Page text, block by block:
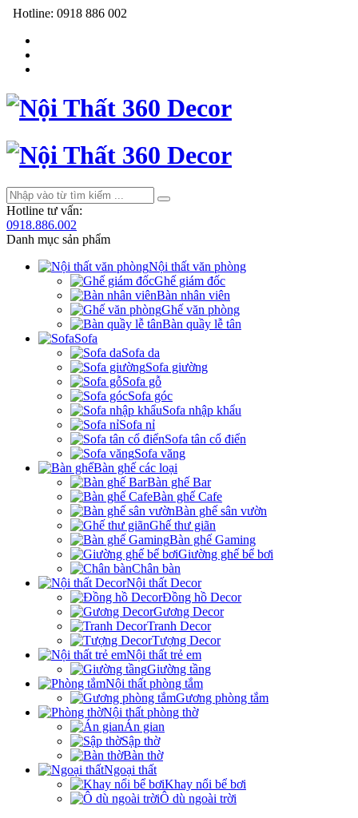
Hotline: 0918 886 002
Hotline tư vấn:
0918.886.002
Danh mục sản phẩm
Nội thất văn phòng
Ghế giám đốc
Bàn nhân viên
Ghế văn phòng
Bàn quầy lễ tân
Sofa
Sofa da
Sofa giường
Sofa gỗ
Sofa góc
Sofa nhập khẩu
Sofa nỉ
Sofa tân cổ điển
Sofa văng
Bàn ghế các loại
Bàn ghế Bar
Bàn ghế Cafe
Bàn ghế sân vườn
Ghế thư giãn
Bàn ghế Gaming
Giường ghế bể bơi
Chân bàn
Nội thất Decor
Đồng hồ Decor
Gương Decor
Tranh Decor
Tượng Decor
Nội thất trẻ em
Giường tầng
Nội thất phòng tắm
Gương phòng tắm
Nội thất phòng thờ
Án gian
Sập thờ
Bàn thờ
Ngoại thất
Khay nổi bể bơi
Ô dù ngoài trời